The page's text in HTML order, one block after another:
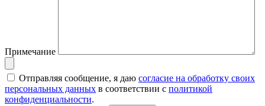
Примечание
Отправляя сообщение, я даю согласие на обработку своих
персональных данных в соответствии с политикой
конфиденциальности.